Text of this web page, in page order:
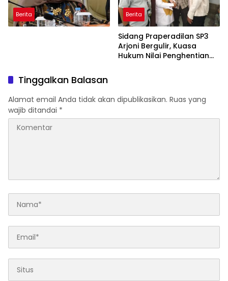
Berita Berita
Sidang Praperadilan SP3
Arjoni Bergulir, Kuasa
Hukum Nilai Penghentian
Tinggalkan Balasan
Alamat email Anda tidak akan dipublikasikan. Ruas yang
wajib ditandai *